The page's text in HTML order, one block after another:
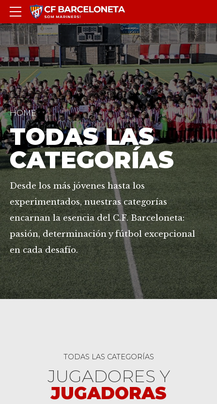
HOME
TODAS LAS
CATEGORÍAS
Desde los más jóvenes hasta los
experimentados, nuestras categorías
encarnan la esencia del C.F. Barceloneta:
pasión, determinación y fútbol excepcional
en cada desafío.
TODAS LAS CATEGORÍAS
JUGADORES Y
JUGADORAS